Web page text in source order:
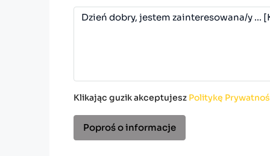
Klikając guzik akceptujesz Politykę
Poproś o informacje